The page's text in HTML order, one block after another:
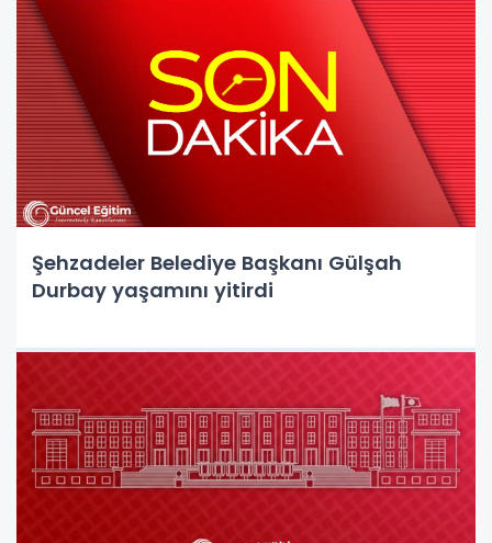
Şehzadeler Belediye Başkanı Gülşah
Durbay yaşamını yitirdi